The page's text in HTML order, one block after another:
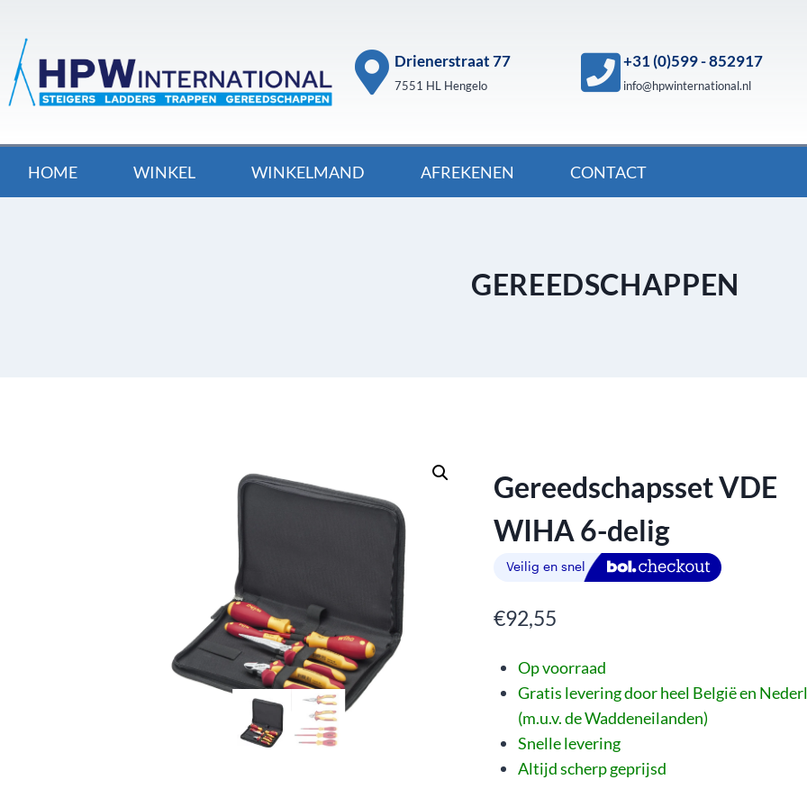
Drienerstraat 77
7551 HL Hengelo
+31 (0)599 - 852917
info@hpwinternational.nl
HOME WINKEL WINKELMAND AFREKENEN CONTACT
GEREEDSCHAPPEN
Gereedschapsset VDE
WIHA 6-delig
€92,55
Op voorraad
Gratis levering door heel België en
(m.u.v. de Waddeneilanden)
Snelle levering
Altijd scherp geprijsd